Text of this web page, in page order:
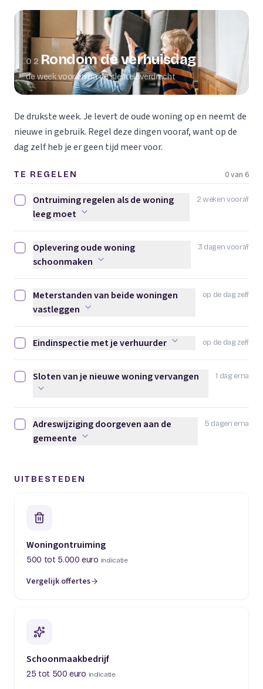
02 Rondom de verhuisdag
de week voor en na de sleuteloverdracht
De drukste week. Je levert de oude woning op en neemt de
nieuwe in gebruik. Regel deze dingen vooraf, want op de
dag zelf heb je er geen tijd meer voor.
TE REGELEN 0 van 6
2 weken vooraf
Ontruiming regelen als de woning leeg moet afvinken
Ontruiming regelen als de woning
leeg moet
3 dagen vooraf
Oplevering oude woning schoonmaken afvinken
Oplevering oude woning
schoonmaken
op de dag zelf
Meterstanden van beide woningen vastleggen afvinken
Meterstanden van beide woningen
vastleggen
op de dag zelf
Eindinspectie met je verhuurder afvinken
Eindinspectie met je verhuurder
1 dag erna
Sloten van je nieuwe woning vervangen afvinken
Sloten van je nieuwe woning vervangen
5 dagen erna
Adreswijziging doorgeven aan de gemeente afvinken
Adreswijziging doorgeven aan de
gemeente
UITBESTEDEN
Woningontruiming
500 tot 5.000 euro indicatie
Vergelijk offertes
(opent in een nieuw tabblad)
Schoonmaakbedrijf
25 tot 500 euro indicatie